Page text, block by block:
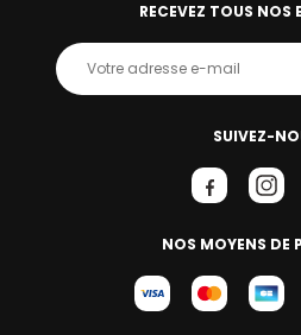
SUIVEZ-
NOS MOYENS DE
RECEVEZ TOUS NOS